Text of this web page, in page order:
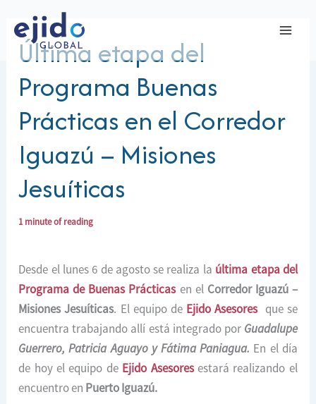
contenido
Última etapa del
Programa Buenas
Prácticas en el Corredor
Iguazú – Misiones
Jesuíticas
1 minute of reading
Desde el lunes 6 de agosto se realiza la última etapa del
Programa de Buenas Prácticasen el Corredor Iguazú –
Misiones Jesuíticas. El equipo de Ejido Asesoresque se
encuentra trabajando allí está integrado por Guadalupe
Guerrero, Patricia Aguayo y Fátima Paniagua. En el día
de hoy el equipo de Ejido Asesoresestará realizando el
encuentro en Puerto Iguazú.